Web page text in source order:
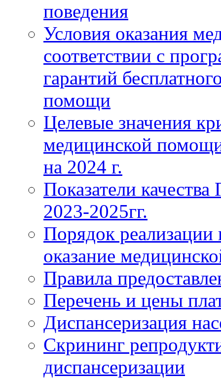
поведения
Условия оказания
соответствии с
гарантий
помощи
Целевые значения
медицинской
на 2024 г.
Показатели
2023-2025гг.
Порядок реализации
оказание
Правила
Перечень и цены
Диспансеризация
Скрининг
диспансеризации